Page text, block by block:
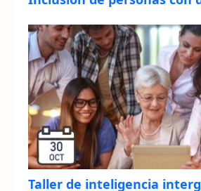
Taller de inteligencia